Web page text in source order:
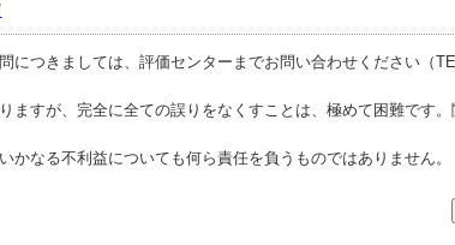
つきましては、評価センターまでお問い合わせください（
すが、完全に全ての誤りをなくすことは、極めて困難です
なる不利益についても何ら責任を負うものではありません。